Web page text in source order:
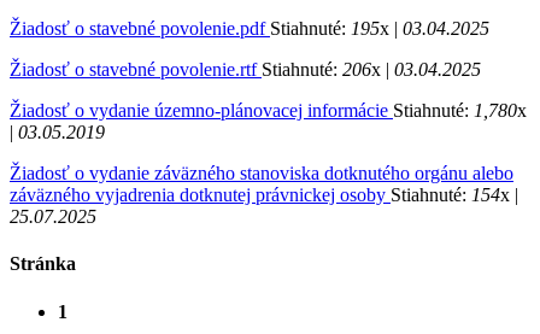
Žiadosť o stavebné povolenie.pdf Stiahnuté: 195x | 03.04.2025
Žiadosť o stavebné povolenie.rtf Stiahnuté: 206x | 03.04.2025
Žiadosť o vydanie územno-plánovacej informácie Stiahnuté: 1,780x
| 03.05.2019
Žiadosť o vydanie záväzného stanoviska dotknutého orgánu alebo
záväzného vyjadrenia dotknutej právnickej osoby Stiahnuté: 154x |
25.07.2025
Stránka
1